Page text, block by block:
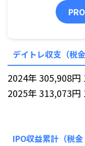
デイトレ収支（税金
2024年 305,908円
2025年 313,073円
IPO収益累計（税金